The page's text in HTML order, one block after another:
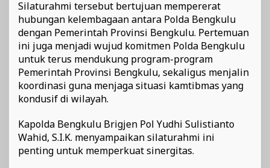
Silaturahmi tersebut bertujuan mempererat
hubungan kelembagaan antara Polda Bengkulu
dengan Pemerintah Provinsi Bengkulu. Pertemuan
ini juga menjadi wujud komitmen Polda Bengkulu
untuk terus mendukung program-program
Pemerintah Provinsi Bengkulu, sekaligus menjalin
koordinasi guna menjaga situasi kamtibmas yang
kondusif di wilayah.
Kapolda Bengkulu Brigjen Pol Yudhi Sulistianto
Wahid, S.I.K. menyampaikan silaturahmi ini
penting untuk memperkuat sinergitas.